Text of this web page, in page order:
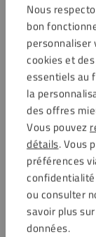
Nous
bon
personnaliser
cookies et
essentiels au
la
des offres
Vous pouvez
détails. Vous
préférences
confidentialité
ou consulter
savoir plus
données.
Taquets de fixation
5,94€ TTC
Enregistrer